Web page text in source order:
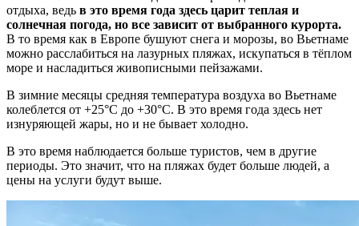
отдыха, ведь в это время года здесь царит теплая и
солнечная погода, но все зависит от выбранного курорта.
В то время как в Европе бушуют снега и морозы, во Вьетнаме
можно расслабиться на лазурных пляжах, искупаться в тёплом
море и насладиться живописными пейзажами.
В зимние месяцы средняя температура воздуха во Вьетнаме
колеблется от +25°C до +30°C. В это время года здесь нет
изнуряющей жары, но и не бывает холодно.
В это время наблюдается больше туристов, чем в другие
периоды. Это значит, что на пляжах будет больше людей, а
цены на услуги будут выше.